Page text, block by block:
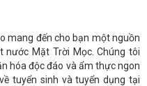
mang đến cho bạn một nguồn
Mặt Trời Mọc. Chúng tôi
hóa độc đáo và ẩm thực ngon
tuyển sinh và tuyển dụng tại